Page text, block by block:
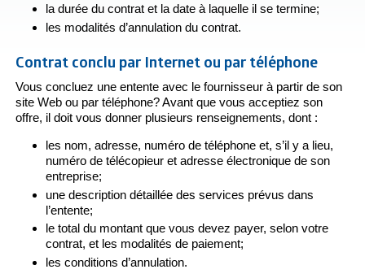
la durée du contrat et la date à laquelle il se termine;
les modalités d’annulation du contrat.
Contrat conclu par Internet ou par téléphone
Vous concluez une entente avec le fournisseur à partir de son
site Web ou par téléphone? Avant que vous acceptiez son
offre, il doit vous donner plusieurs renseignements, dont :
les nom, adresse, numéro de téléphone et, s’il y a lieu,
numéro de télécopieur et adresse électronique de son
entreprise;
une description détaillée des services prévus dans
l’entente;
le total du montant que vous devez payer, selon votre
contrat, et les modalités de paiement;
les conditions d’annulation.